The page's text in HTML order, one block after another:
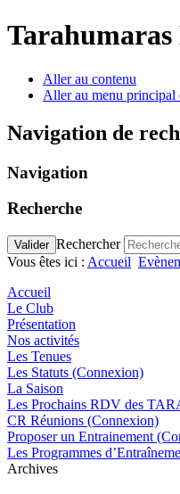
Aller au contenu
Aller au menu principal
Navigation de
Navigation
Recherche
Valider Rechercher
Vous êtes ici : Accueil
Accueil
Le Club
Présentation
Nos activités
Les Tenues
Les Statuts (Connexion)
La Saison
Les Prochains RDV des
CR Réunions (Connexion)
Proposer un Entrainement
Les Programmes
Archives